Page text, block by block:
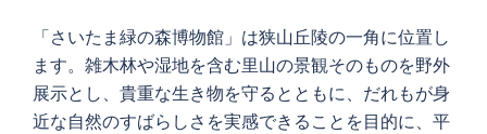
「さいたま緑の森博物館」は狭山丘陵の一角に位置し
ます。雑木林や湿地を含む里山の景観そのものを野外
展示とし、貴重な生き物を守るとともに、だれもが身
近な自然のすばらしさを実感できることを目的に、平